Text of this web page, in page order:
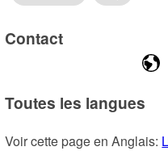
Contact
Toutes les langues
Voir cette page en Anglais: